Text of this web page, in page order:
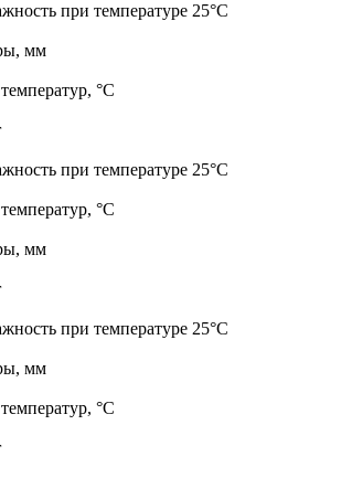
при температуре 25°С
мм
°С
при температуре 25°С
°С
мм
при температуре 25°С
мм
°С